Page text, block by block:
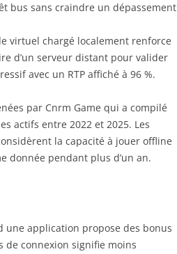
bus sans craindre un dépassement
virtuel chargé localement renforce
d’un serveur distant pour valider
avec un RTP affiché à 96 %.
par Cnrm Game qui a compilé
actifs entre 2022 et 2025. Les
la capacité à jouer offline
donnée pendant plus d’un an.
une application propose des bonus
connexion signifie moins